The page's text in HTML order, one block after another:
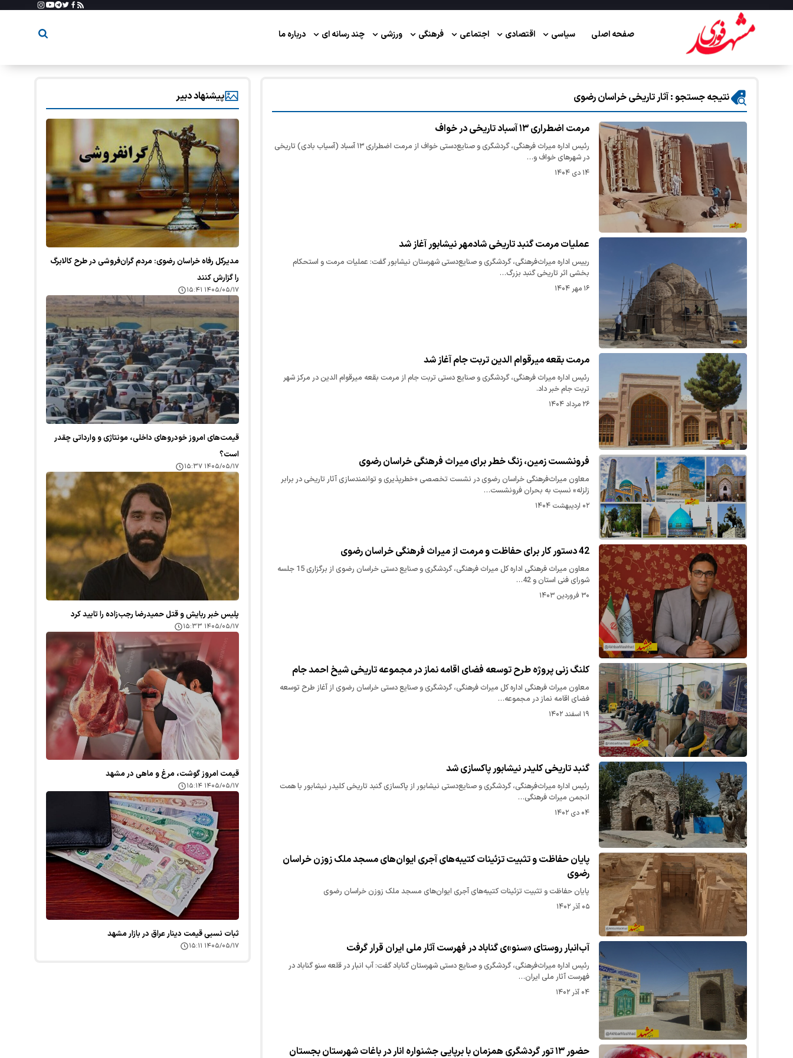
صفحه اصلی سیاسی اقتصادی اجتماعی فرهنگی ورزشی چند رسانه ای درباره ما
نتیجه جستجو : آثار تاریخی خراسان رضوی
مرمت اضطراری ۱۳ آسباد تاریخی در خواف
رئیس اداره میراث‌ فرهنگی، گردشگری و صنایع‌دستی خواف از مرمت اضطراری ۱۳ آسباد (آسیاب بادی) تاریخی
در شهرهای خواف و…
۱۴ دی ۱۴۰۴
عملیات مرمت گنبد تاریخی شادمهر نیشابور آغاز شد
رییس اداره میراث‌فرهنگی، گردشگری و صنایع‌دستی شهرستان نیشابور گفت: عملیات مرمت و استحکام
بخشی اثر تاریخی گنبد بزرگ…
۱۶ مهر ۱۴۰۴
مرمت بقعه میرقوام الدین تربت جام آغاز شد
رئیس اداره میراث فرهنگی، گردشگری و صنایع دستی تربت جام از مرمت بقعه میرقوام الدین در مرکز شهر
تربت جام خبر داد.
۲۶ مرداد ۱۴۰۴
فرونشست زمین، زنگ خطر برای میراث فرهنگی خراسان رضوی
معاون میراث‌فرهنگی خراسان رضوی در نشست تخصصی «خطرپذیری و توانمندسازی آثار تاریخی در برابر
زلزله» نسبت به بحران فرونشست…
۰۲ اردیبهشت ۱۴۰۴
42 دستور کار برای حفاظت و مرمت از میراث فرهنگی خراسان رضوی
معاون میراث فرهنگی اداره کل میراث فرهنگی، گردشگری و صنایع دستی خراسان رضوی از برگزاری 15 جلسه
شورای فنی استان و 42…
۳۰ فروردین ۱۴۰۳
کلنگ زنی پروژه طرح توسعه فضای اقامه نماز در مجموعه تاریخی شیخ احمد جام
معاون میراث فرهنگی اداره کل میراث فرهنگی، گردشگری و صنایع دستی خراسان رضوی از آغاز طرح توسعه
فضای اقامه نماز در مجموعه…
۱۹ اسفند ۱۴۰۲
گنبد تاریخی کلیدر نیشابور پاکسازی شد
رئیس اداره میراث‌فرهنگی، گردشگری و صنایع‌دستی نیشابور از پاکسازی گنبد تاریخی کلیدر نیشابور با همت
انجمن میراث فرهنگی…
۰۴ دی ۱۴۰۲
پایان حفاظت و تثبیت تزئینات کتیبه‌های آجری ایوان‌های مسجد ملک زوزن خراسان
رضوی
پایان حفاظت و تثبیت تزئینات کتیبه‌های آجری ایوان‌های مسجد ملک زوزن خراسان رضوی
۰۵ آذر ۱۴۰۲
آب‌انبار روستای «سنو»ی گناباد در فهرست آثار ملی ایران قرار گرفت
رئیس اداره میراث‌فرهنگی، گردشگری و صنایع‌ دستی شهرستان گناباد گفت: آب انبار در قلعه سنو گناباد در
فهرست آثار ملی ایران…
۰۴ آذر ۱۴۰۲
حضور ۱۳ تور گردشگری همزمان با برپایی جشنواره انار در باغات شهرستان بجستان
پیشنهاد دبیر
مدیرکل رفاه خراسان رضوی: مردم گران‌فروشی در طرح کالابرگ
را گزارش کنند
۱۴۰۵/۰۵/۱۷ ۱۵:۴۱
قیمت‌های امروز خودرو‌های داخلی، مونتاژی و وارداتی چقدر
است؟
۱۴۰۵/۰۵/۱۷ ۱۵:۳۷
پلیس خبر ربایش و قتل حمیدرضا رجب‌زاده را تایید کرد
۱۴۰۵/۰۵/۱۷ ۱۵:۳۳
قیمت امروز گوشت، مرغ و ماهی در مشهد
۱۴۰۵/۰۵/۱۷ ۱۵:۱۴
ثبات نسبی قیمت دینار عراق در بازار مشهد
۱۴۰۵/۰۵/۱۷ ۱۵:۱۱